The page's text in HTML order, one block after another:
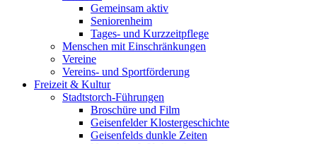
Gemeinsam aktiv
Seniorenheim
Tages- und Kurzzeitpflege
Menschen mit Einschränkungen
Vereine
Vereins- und Sportförderung
Freizeit & Kultur
Stadtstorch-Führungen
Broschüre und Film
Geisenfelder Klostergeschichte
Geisenfelds dunkle Zeiten